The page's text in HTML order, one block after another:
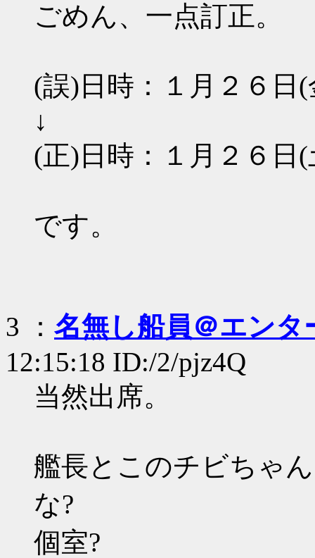
ごめん、一点訂正。
(誤)日時：１月２６
↓
(正)日時：１月２６
です。
3 ： 名無し船員＠エンタ
12:15:18 ID:/2/pjz4Q
当然出席。
艦長とこのチビちゃ
な?
個室?